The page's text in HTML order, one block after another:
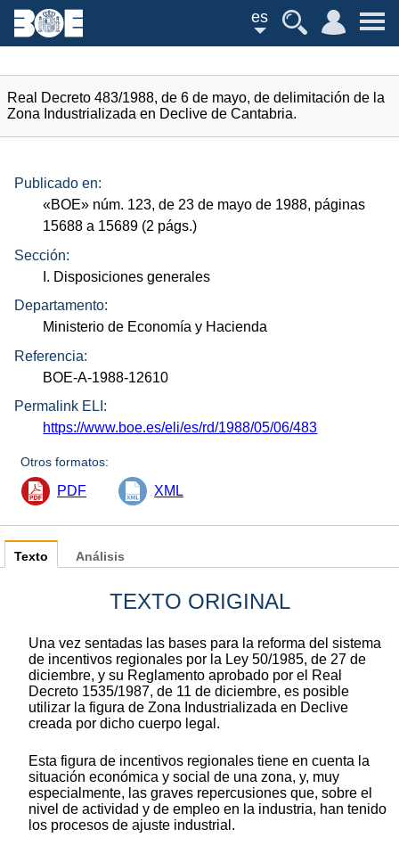
es
Real Decreto 483/1988, de 6 de mayo, de delimitación de la
Zona Industrializada en Declive de Cantabria.
Publicado en:
«BOE» núm. 123, de 23 de mayo de 1988, páginas
15688 a 15689 (2 págs.)
Sección:
I. Disposiciones generales
Departamento:
Ministerio de Economía y Hacienda
Referencia:
BOE-A-1988-12610
Permalink ELI:
https://www.boe.es/eli/es/rd/1988/05/06/483
Otros formatos:
PDF XML
Texto
TEXTO ORIGINAL
Una vez sentadas las bases para la reforma del sistema
de incentivos regionales por la Ley 50/1985, de 27 de
diciembre, y su Reglamento aprobado por el Real
Decreto 1535/1987, de 11 de diciembre, es posible
utilizar la figura de Zona Industrializada en Declive
creada por dicho cuerpo legal.
Esta figura de incentivos regionales tiene en cuenta la
situación económica y social de una zona, y, muy
especialmente, las graves repercusiones que, sobre el
nivel de actividad y de empleo en la industria, han tenido
los procesos de ajuste industrial.
Análisis